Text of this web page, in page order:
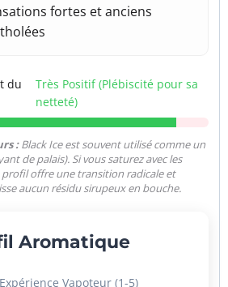
fortes et anciens
du
Très Positif (Plébiscité pour sa
netteté)
:Black Ice est souvent utilisé comme un
de palais). Si vous saturez avec les
profil offre une transition radicale et
aucun résidu sirupeux en bouche.
Aromatique
Vapoteur (1-5)